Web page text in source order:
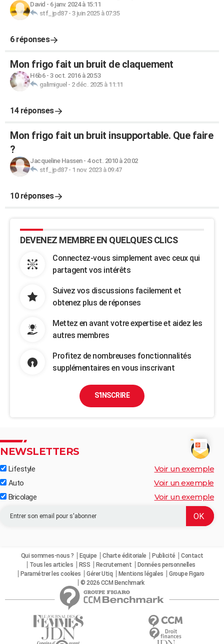
David - 6 janv. 2024 à 15:11
stf_jpd87- 3 juin 2025 à 07:35
6 réponses
Mon frigo fait un bruit de claquement
H6b6- 3 oct. 2016 à 20:53
galimiguel - 2 déc. 2025 à 11:11
14 réponses
Mon frigo fait un bruit insupportable. Que faire
?
Jacqueline Hassen- 4 oct. 2010 à 20:02
stf_jpd87- 1 nov. 2023 à 09:47
10 réponses
DEVENEZ MEMBRE EN QUELQUES CLICS
Connectez-vous simplement avec ceux qui
partagent vos intérêts
Suivez vos discussions facilement et
obtenez plus de réponses
Mettez en avant votre expertise et aidez les
autres membres
Profitez de nombreuses fonctionnalités
supplémentaires en vous inscrivant
S'INSCRIRE
NEWSLETTERS
Lifestyle Voir un exemple
Auto Voir un exemple
Bricolage Voir un exemple
Qui sommes-nous ? Equipe Charte éditoriale Publicité
Contact
Tous les articles
RSS Recrutement
Données personnelles
Paramétrer les cookies
Gérer Utiq Mentions légales
Groupe Figaro
© 2026 CCM Benchmark